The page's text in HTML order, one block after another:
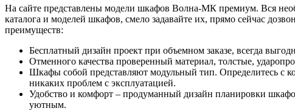
На сайте представлены модели шкафов Волна-МК премиум. Вся
каталога и моделей шкафов, смело задавайте их, прямо сейчас
преимуществ:
Бесплатный дизайн проект при объемном заказе, всегда
Отменного качества проверенный материал, толстые,
Шкафы собой представляют модульный тип. Определитесь с
никаких проблем с эксплуатацией.
Удобство и комфорт – продуманный дизайн планировки
уютным.